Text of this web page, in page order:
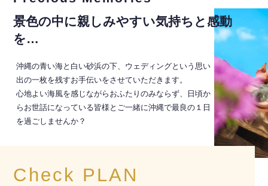
景色の中に親しみやすい気持ちと感動
を…
沖縄の青い海と白い砂浜の下、ウェディングという思い
出の一枚を残すお手伝いをさせていただきます。
心地よい海風を感じながらおふたりのみならず、日頃か
らお世話になっている皆様とご一緒に沖縄で最良の１日
を過ごしませんか？
Check PLAN